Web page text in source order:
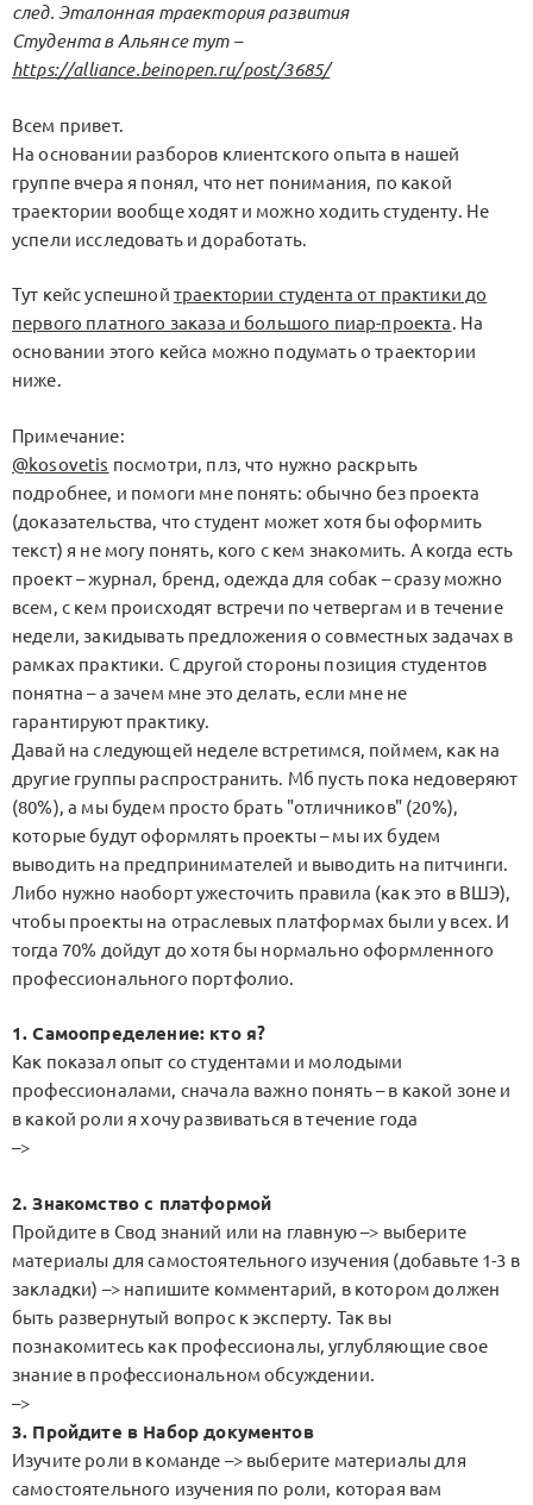
след. Эталонная траектория развития
Студента в Альянсе тут –
https://alliance.beinopen.ru/post/3685/
Всем привет.
На основании разборов клиентского опыта в нашей
группе вчера я понял, что нет понимания, по какой
траектории вообще ходят и можно ходить студенту. Не
успели исследовать и доработать.
Тут кейс успешной траектории студента от практики до
первого платного заказа и большого пиар-проекта. На
основании этого кейса можно подумать о траектории
ниже.
Примечание:
@kosovetis посмотри, плз, что нужно раскрыть
подробнее, и помоги мне понять: обычно без проекта
(доказательства, что студент может хотя бы оформить
текст) я не могу понять, кого с кем знакомить. А когда есть
проект – журнал, бренд, одежда для собак – сразу можно
всем, с кем происходят встречи по четвергам и в течение
недели, закидывать предложения о совместных задачах в
рамках практики. С другой стороны позиция студентов
понятна – а зачем мне это делать, если мне не
гарантируют практику.
Давай на следующей неделе встретимся, поймем, как на
другие группы распространить. Мб пусть пока недоверяют
(80%), а мы будем просто брать "отличников" (20%),
которые будут оформлять проекты – мы их будем
выводить на предпринимателей и выводить на питчинги.
Либо нужно наоборт ужесточить правила (как это в ВШЭ),
чтобы проекты на отраслевых платформах были у всех. И
тогда 70% дойдут до хотя бы нормально оформленного
профессионального портфолио.
1. Самоопределение: кто я?
Как показал опыт со студентами и молодыми
профессионалами, сначала важно понять – в какой зоне и
в какой роли я хочу развиваться в течение года
–>
2. Знакомство с платформой
Пройдите в Свод знаний или на главную –> выберите
материалы для самостоятельного изучения (добавьте 1-3 в
закладки) –> напишите комментарий, в котором должен
быть развернутый вопрос к эксперту. Так вы
познакомитесь как профессионалы, углубляющие свое
знание в профессиональном обсуждении.
–>
3. Пройдите в Набор документов
Изучите роли в команде –> выберите материалы для
самостоятельного изучения по роли, которая вам